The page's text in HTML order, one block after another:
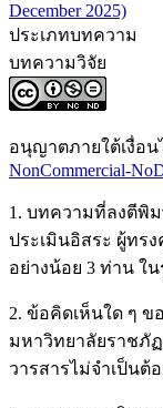
December 2025)
ประเภทบทความ
บทความวิจัย
อนุญาตภายใต้เงื่อน
NonCommercial-
1. บทความที่ลงตีพิม
ประเมินอิสระ ผู้ทรง
อย่างน้อย 3 ท่าน ใ
2. ข้อคิดเห็นใด ๆ
มหาวิทยาลัยราชภั
วารสารไม่จำเป็นต้